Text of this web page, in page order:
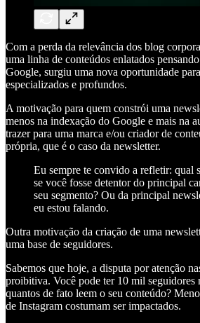
Com a perda da relevância dos blog
uma linha de conteúdos enlatados
Google, surgiu uma nova oportunidade
especializados e profundos.
A motivação para quem constrói uma
menos na indexação do Google e mais na
trazer para uma marca e/ou criador de
própria, que é o caso da newsletter.
Eu sempre te convido a refletir: qual
se você fosse detentor do principal
seu segmento? Ou da principal
eu estou falando.
Outra motivação da criação de uma
uma base de seguidores.
Sabemos que hoje, a disputa por atenção
proibitiva. Você pode ter 10 mil seguidores
quantos de fato leem o seu conteúdo?
de Instagram costumam ser impactados.